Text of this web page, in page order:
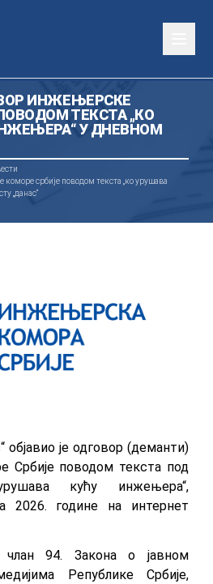
ИНЖЕЊЕРСКЕ
ТЕКСТА „КО
У ДНЕВНОМ
србије поводом текста „ко урушава
„данас“
објавио је одговор (деманти)
Србије поводом текста под
кућу инжењера“,
2026. године на интернет
члан 94. Закона о јавном
Републике Србије,